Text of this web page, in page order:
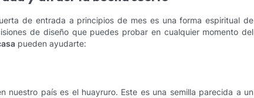
de entrada a principios de mes es una forma espiritual de
de diseño que puedes probar en cualquier momento del
pueden ayudarte:
nuestro país es el huayruro. Este es una semilla parecida a un